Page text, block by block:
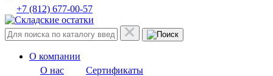
+7 (812) 677-00-57
О компании
О нас
Сертификаты